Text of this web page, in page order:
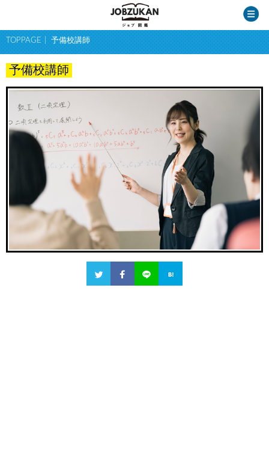
TOPPAGE 予備校講師
予備校講師